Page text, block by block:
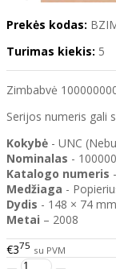
Prekės kodas:
Turimas kiekis: 5
Zimbabvė
Serijos numeris gali
Kokybė - UNC
Nominalas -
Katalogo numeris
Medžiaga -
Dydis - 148 × 74 mm
Metai – 2008
€375 su PVM